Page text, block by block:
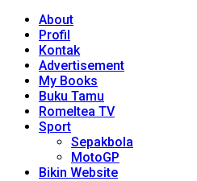
About
Profil
Kontak
Advertisement
My Books
Buku Tamu
Romeltea TV
Sport
Sepakbola
MotoGP
Bikin Website